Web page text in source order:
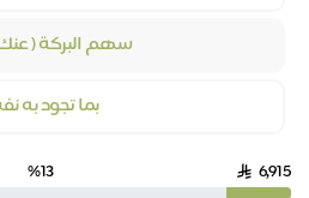
سهم البركة ( عنك ) 30
بما تجود به
6,915
%13